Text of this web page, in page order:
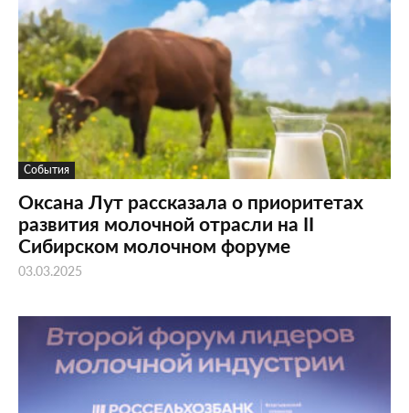
События
Оксана Лут рассказала о приоритетах
развития молочной отрасли на II
Сибирском молочном форуме
03.03.2025